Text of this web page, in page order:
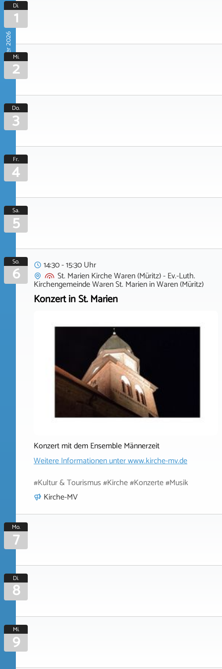
September 2026
Di.
1
Mi.
2
Do.
3
Fr.
4
Sa.
5
So.
6
14:30 - 15:30 Uhr
St. Marien Kirche Waren (Müritz) - Ev.-Luth.
Kirchengemeinde Waren St. MarieninWaren (Müritz)
Konzert in St. Marien
Konzert mit dem Ensemble Männerzeit
Weitere Informationen unterwww.kirche-mv.de
#Kultur & Tourismus #Kirche #Konzerte #Musik
Kirche-MV
Mo.
7
Di.
8
Mi.
9